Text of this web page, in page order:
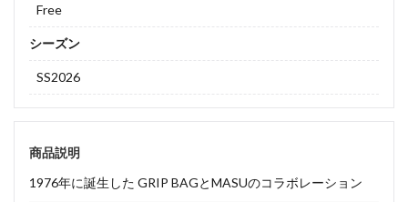
Free
シーズン
SS2026
商品説明
1976年に誕生した GRIP BAGとMASUのコラボレーション